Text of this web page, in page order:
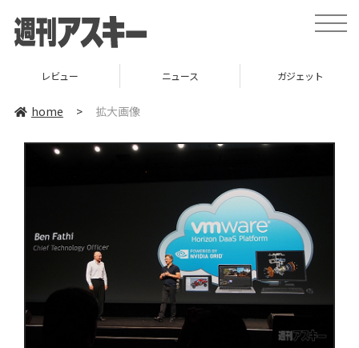
toggle
レビュー ニュース ガジェット
home > 拡大画像